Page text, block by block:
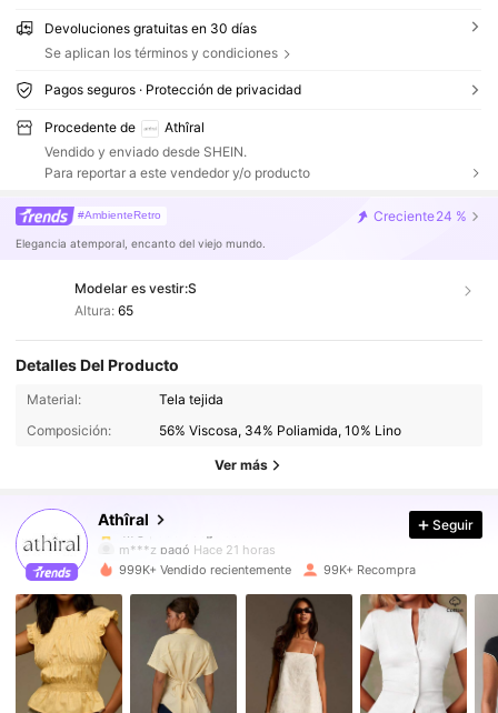
Devoluciones gratuitas en 30 días
Se aplican los términos y condiciones
Pagos seguros · Protección de privacidad
Procedente de
Athîral
Vendido y enviado desde SHEIN.
Para reportar a este vendedor y/o producto
#AmbienteRetro Creciente24 %
Elegancia atemporal, encanto del viejo mundo.
Modelar es vestir:S
Altura: 65
Detalles Del Producto
Material:
Tela tejida
Composición:
56% Viscosa, 34% Poliamida, 10% Lino
Ver más
Athîral
568K Seguidores
4.78
568K Seguidores
m***z pagó Hace 21 horas
4.78 568K Seguidores
4.78 568K Seguidores
Seguir
999K+ Vendido recientemente 99K+ Recompra